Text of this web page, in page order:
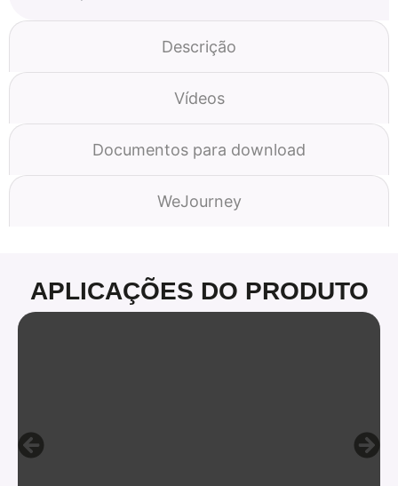
Descrição
Vídeos
Documentos para download
WeJourney
APLICAÇÕES DO PRODUTO